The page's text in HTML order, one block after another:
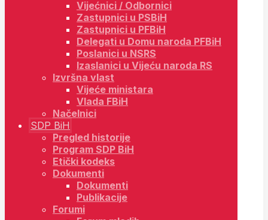
Vijećnici / Odbornici
Zastupnici u PSBiH
Zastupnici u PFBiH
Delegati u Domu naroda PFBiH
Poslanici u NSRS
Izaslanici u Vijeću naroda RS
Izvršna vlast
Vijeće ministara
Vlada FBiH
Načelnici
SDP BiH
Pregled historije
Program SDP BiH
Etički kodeks
Dokumenti
Dokumenti
Publikacije
Forumi